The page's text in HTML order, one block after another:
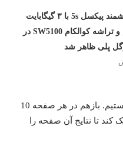
ساعت هوشمند پیکسل 5s با ۳ گیگابایت
حافظه رم و تراشه کوالکام SW5100 در
پلی ظاهر شد
اما روز گذشته همه‌چیز به حالت قبل از اکتبر 2021 برگشت و بازهم شاهد صفحه‌بندی نتایج جستجو هستیم. بازهم در هر صفحه 10
تا نتایج آن صفحه را